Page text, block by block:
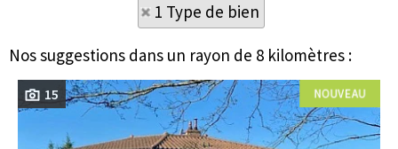
1 Type de bien
Nos suggestions dans un rayon de 8 kilomètres :
15